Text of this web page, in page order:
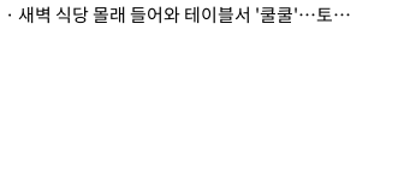
· 새벽 식당 몰래 들어와 테이블서 '쿨쿨'…토사물 남기고 사라진 남성